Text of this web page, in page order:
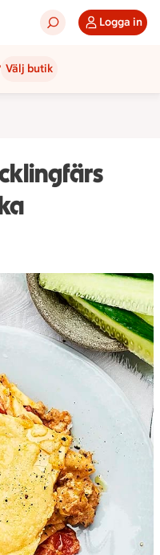
Logga in
Välj butik
13 kommentarer